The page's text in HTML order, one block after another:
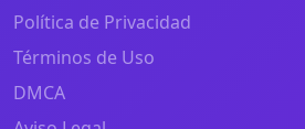
Política de Privacidad
Términos de Uso
DMCA